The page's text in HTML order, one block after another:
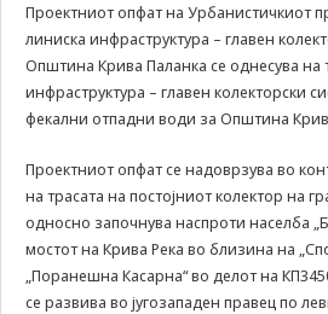
Проектниот опфат на Урбанистичкиот
линиска инфраструктура – главен
Општина Крива Паланка се однесува на
инфраструктура – главен колекторски
фекални отпадни води за Општина
Проектниот опфат се надоврзува во
на трасата на постојниот колектор на
односно започнува наспроти населба
мостот на Крива Река во близина на
„Поранешна Касарна“ во делот на
се развива во југозападен правец по